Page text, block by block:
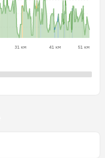
31 км 41 км 51 км